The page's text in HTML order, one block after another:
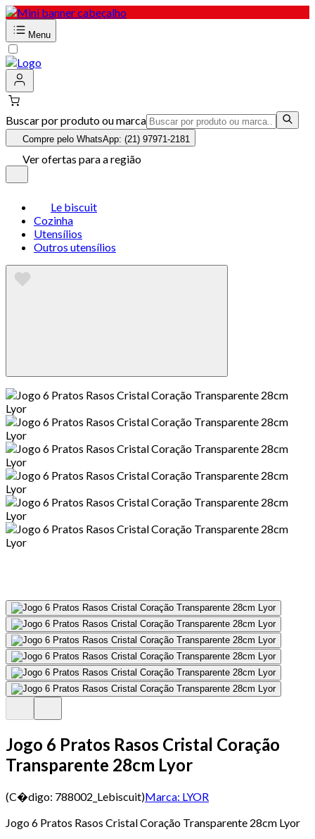
Menu
Buscar por produto ou marca
Compre pelo WhatsApp: (21) 97971-2181
Ver ofertas para a região
Le biscuit
Cozinha
Utensílios
Outros utensílios
Jogo 6 Pratos Rasos Cristal Coração
Transparente 28cm Lyor
(C�digo: 788002_Lebiscuit)Marca: LYOR
Jogo 6 Pratos Rasos Cristal Coração Transparente 28cm Lyor